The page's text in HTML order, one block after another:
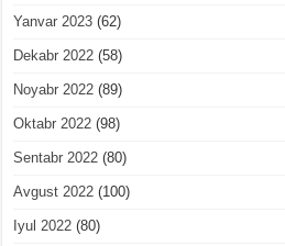
Yanvar 2023 (62)
Dekabr 2022 (58)
Noyabr 2022 (89)
Oktabr 2022 (98)
Sentabr 2022 (80)
Avgust 2022 (100)
Iyul 2022 (80)